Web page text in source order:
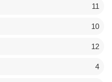
11
10
12
4